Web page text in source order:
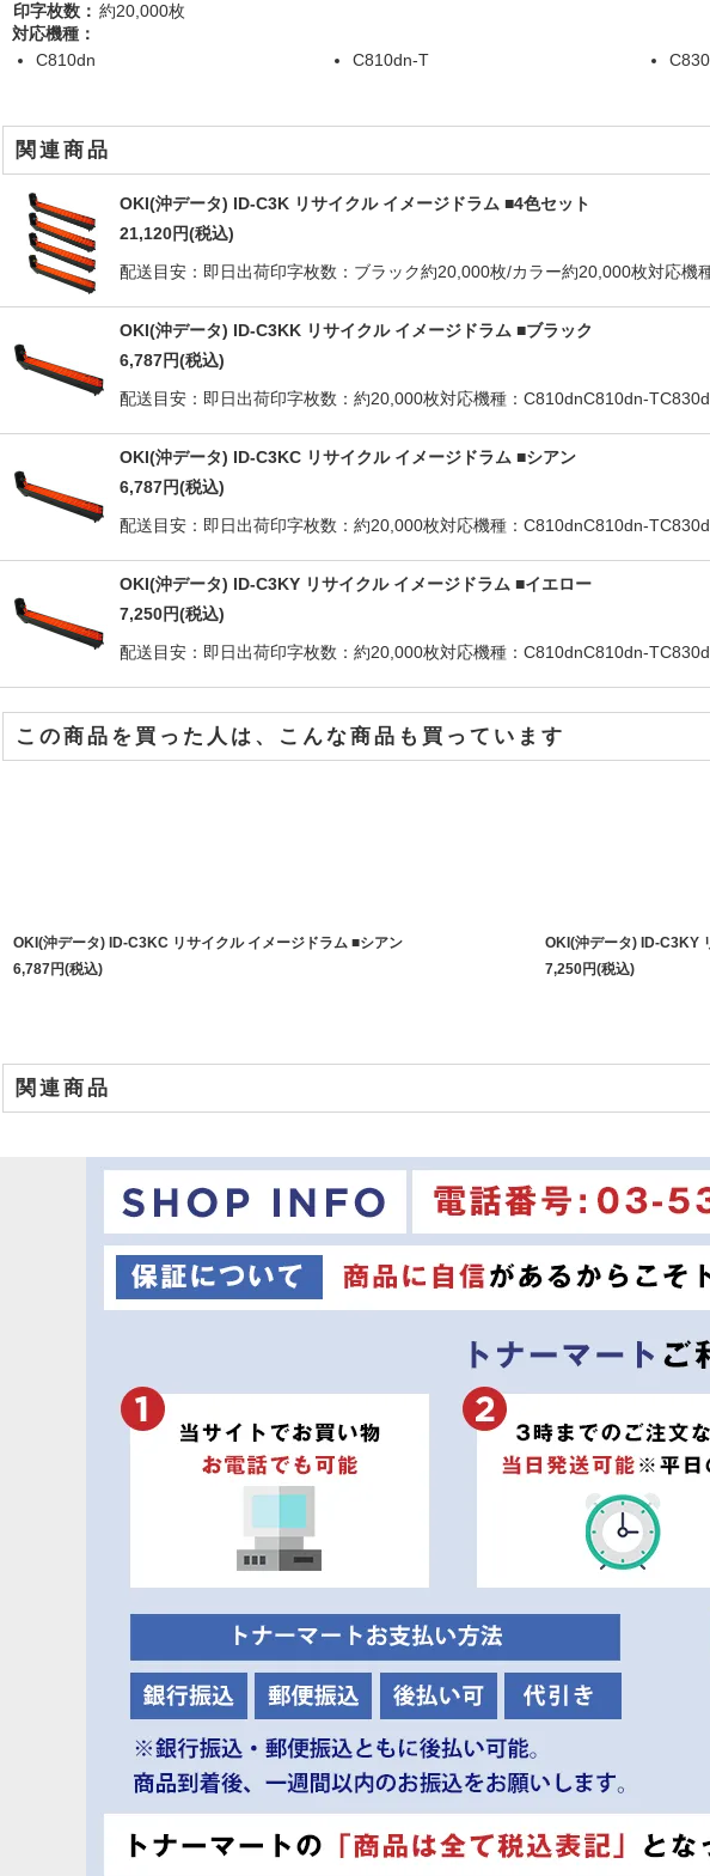
印字枚数： 約20,000枚
対応機種：
C810dn
C810dn-T
関連商品
OKI(沖データ) ID-C3K リサイクル イメージドラム ■4色セット
21,120円(税込)
配送目安：即日出荷印字枚数：ブラック約20,000枚/カラー約20,000枚対応
OKI(沖データ) ID-C3KK リサイクル イメージドラム ■ブラック
6,787円(税込)
配送目安：即日出荷印字枚数：約20,000枚対応機種：C810dnC810dn-
OKI(沖データ) ID-C3KC リサイクル イメージドラム ■シアン
6,787円(税込)
配送目安：即日出荷印字枚数：約20,000枚対応機種：C810dnC810dn-
OKI(沖データ) ID-C3KY リサイクル イメージドラム ■イエロー
7,250円(税込)
配送目安：即日出荷印字枚数：約20,000枚対応機種：C810dnC810dn-
この商品を買った人は、こんな商品も買っています
OKI(沖データ) ID-C3KC リサイクル イメージドラム ■シアン
6,787円(税込)
OKI(沖データ) ID-C3KY
7,250円(税込)
関連商品
オキ TNR-C3KC1 リサイクルトナー ■シアン【大容量】
オキ TNR-C3KM1 リサイクルトナー ■マゼンダ【大容量】
オキ TNR-C3KY1 リサイクルトナー ■イエロー【大容量】
オキ TNR-C3KK1/C1/Y1/M1 リサイクルトナー 4色セット【大容量】
オキ ID-C3KY リサイクル イメージドラム ■イエロー
オキ TNR-C3KK1 純正トナー ■ブラック【大容量】
オキ TNR-C3KC1 純正トナー ■シアン【大容量】
オキ TNR-C3KM1 純正トナー ■マゼンダ【大容量】
オキ TNR-C3KY1 純正トナー ■イエロー【大容量】
オキ TNR-C3KK3 純正トナー ■ブラック【小容量】
オキ TNR-C3KM3 純正トナー ■マゼンダ【小容量】
オキ TNR-C3KY3 純正トナー ■イエロー【小容量】
オキ ID-C3KK 純正 イメージドラム ■ブラック
オキ ID-C3KC 純正 イメージドラム ■シアン
オキ ID-C3KM 純正 イメージドラム ■マゼンダ
オキ ID-C3KY 純正 イメージドラム ■イエロー